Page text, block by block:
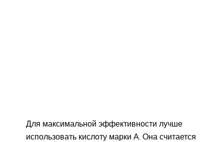
Для максимальной эффективности лучше
использовать кислоту марки А. Она считается